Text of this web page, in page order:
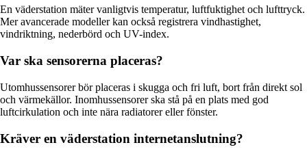
En väderstation mäter vanligtvis temperatur, luftfuktighet och lufttryck.
Mer avancerade modeller kan också registrera vindhastighet,
vindriktning, nederbörd och UV-index.
Var ska sensorerna placeras?
Utomhussensorer bör placeras i skugga och fri luft, bort från direkt sol
och värmekällor. Inomhussensorer ska stå på en plats med god
luftcirkulation och inte nära radiatorer eller fönster.
Kräver en väderstation internetanslutning?